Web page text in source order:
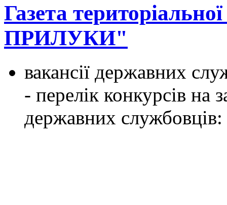
Газета
ПРИЛУКИ"
вакансії державних
- перелік конкурсів на
державних службовців: